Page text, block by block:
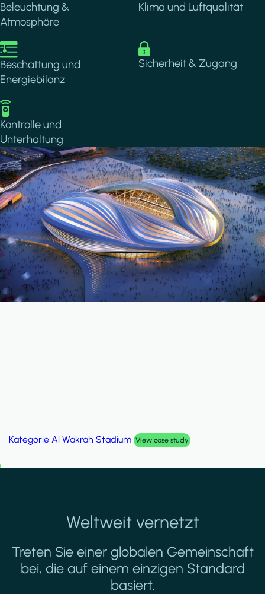
Beleuchtung &
Atmosphäre
Klima und Luftqualität
Image
Beschattung und
Energiebilanz
Image
Sicherheit & Zugang
Image
Kontrolle und
Unterhaltung
Kategorie Palm Hills Smart Villa View case study
Weltweit vernetzt
Treten Sie einer globalen Gemeinschaft
bei, die auf einem einzigen Standard
basiert.